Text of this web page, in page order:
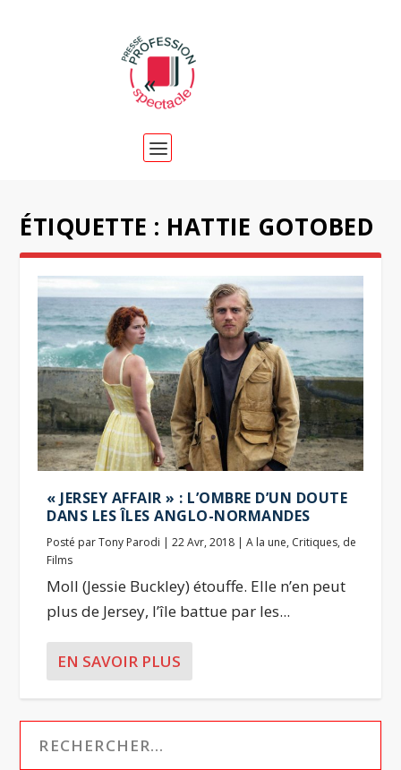
ÉTIQUETTE : HATTIE GOTOBED
« JERSEY AFFAIR » : L’OMBRE D’UN DOUTE
DANS LES ÎLES ANGLO-NORMANDES
Posté parTony Parodi |22 Avr, 2018 |A la une, Critiques, de
Films
Moll (Jessie Buckley) étouffe. Elle n’en peut
plus de Jersey, l’île battue par les...
EN SAVOIR PLUS